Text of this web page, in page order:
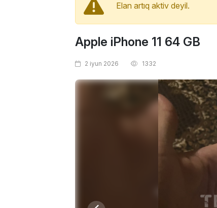
Elan artıq aktiv deyil.
Apple iPhone 11 64 GB
2 iyun 2026 1332